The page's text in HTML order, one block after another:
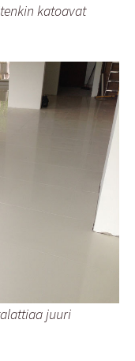
katoavat
juuri